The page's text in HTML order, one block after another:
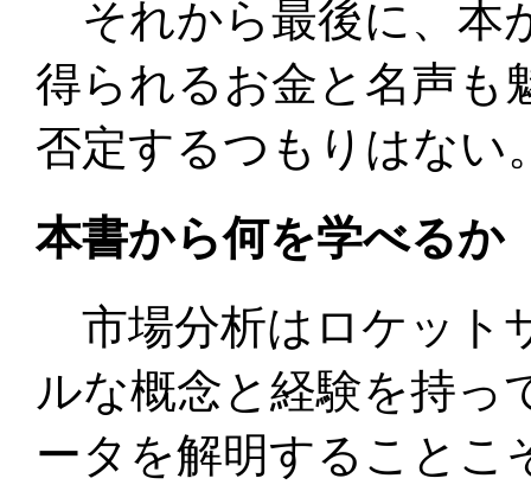
それから最後に、本
得られるお金と名声も
否定するつもりはない
本書から何を学べるか
市場分析はロケット
ルな概念と経験を持っ
ータを解明することこ